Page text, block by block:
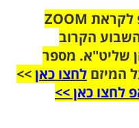
הצטרפו לקבוצת הוואטסאפ לקראת ZOOM
הקרוב
שליט"א. מספר
המיזם לחצו כאן>>
לחצו כאן >>